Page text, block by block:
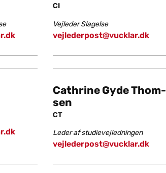
CI
Vejleder Slagelse
vejlederpost@vucklar.dk
Cat­hri­ne Gyde Thom­
sen
CT
Leder af studievejledningen
vejlederpost@vucklar.dk